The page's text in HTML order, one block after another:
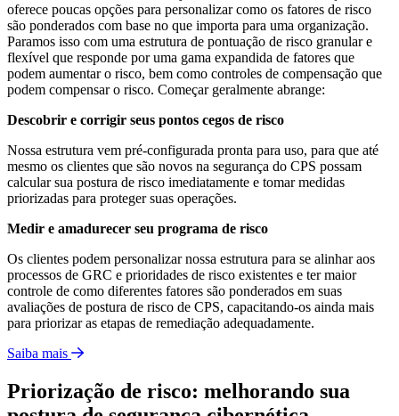
oferece poucas opções para personalizar como os fatores de risco
são ponderados com base no que importa para uma organização.
Paramos isso com uma estrutura de pontuação de risco granular e
flexível que responde por uma gama expandida de fatores que
podem aumentar o risco, bem como controles de compensação que
podem compensar o risco. Começar geralmente abrange:
Descobrir e corrigir seus pontos cegos de risco
Nossa estrutura vem pré-configurada pronta para uso, para que até
mesmo os clientes que são novos na segurança do CPS possam
calcular sua postura de risco imediatamente e tomar medidas
priorizadas para proteger suas operações.
Medir e amadurecer seu programa de risco
Os clientes podem personalizar nossa estrutura para se alinhar aos
processos de GRC e prioridades de risco existentes e ter maior
controle de como diferentes fatores são ponderados em suas
avaliações de postura de risco de CPS, capacitando-os ainda mais
para priorizar as etapas de remediação adequadamente.
Saiba mais
Priorização de risco: melhorando sua